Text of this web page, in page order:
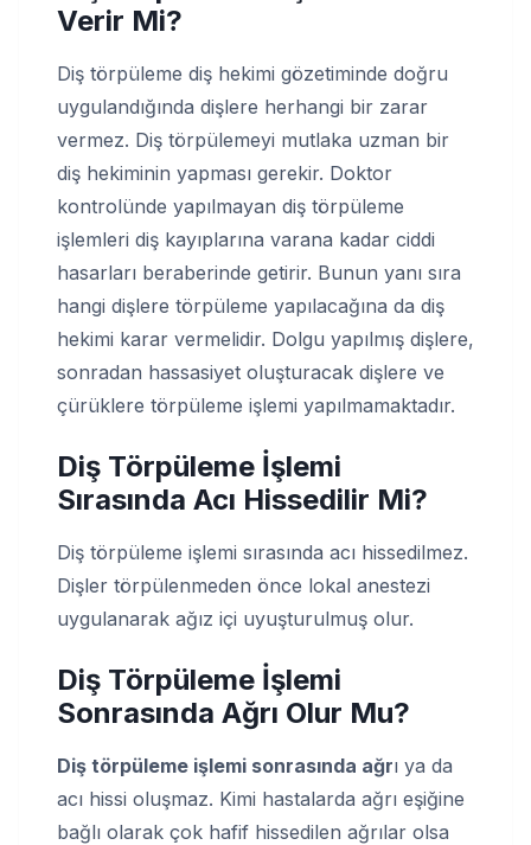
Verir Mi?
Diş törpüleme diş hekimi gözetiminde doğru
uygulandığında dişlere herhangi bir zarar
vermez. Diş törpülemeyi mutlaka uzman bir
diş hekiminin yapması gerekir. Doktor
kontrolünde yapılmayan diş törpüleme
işlemleri diş kayıplarına varana kadar ciddi
hasarları beraberinde getirir. Bunun yanı sıra
hangi dişlere törpüleme yapılacağına da diş
hekimi karar vermelidir. Dolgu yapılmış dişlere,
sonradan hassasiyet oluşturacak dişlere ve
çürüklere törpüleme işlemi yapılmamaktadır.
Diş Törpüleme İşlemi
Sırasında Acı Hissedilir Mi?
Diş törpüleme işlemi sırasında acı hissedilmez.
Dişler törpülenmeden önce lokal anestezi
uygulanarak ağız içi uyuşturulmuş olur.
Diş Törpüleme İşlemi
Sonrasında Ağrı Olur Mu?
Diş törpüleme işlemi sonrasında ağrı ya da
acı hissi oluşmaz. Kimi hastalarda ağrı eşiğine
bağlı olarak çok hafif hissedilen ağrılar olsa